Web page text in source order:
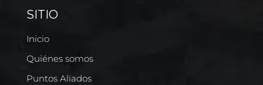
SITIO
Inicio
Quiénes somos
Puntos Aliados